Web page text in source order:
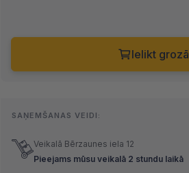
Ielikt grozā
SAŅEMŠANAS VEIDI:
Veikalā Bērzaunes iela 12
Pieejams mūsu veikalā 2 stundu laikā